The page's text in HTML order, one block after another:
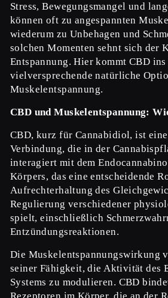
Stress, Bewegungsmangel und
können oft zu angespannten
wiederum zu Unbehagen und
solchen Momenten sehnt sich der
Entspannung. Hier kommt CBD
vielversprechende natürliche
Muskelentspannung.
CBD und Muskelentspannung:
CBD, kurz für Cannabidiol, ist
Verbindung, die in der
interagiert mit dem
Körpers, das eine entscheidende
Aufrechterhaltung des
Regulierung verschiedener
spielt, einschließlich
Entzündungsreaktionen.
Die Muskelentspannungswirkung
seiner Fähigkeit, die Aktivität des
Systems zu modulieren. CBD